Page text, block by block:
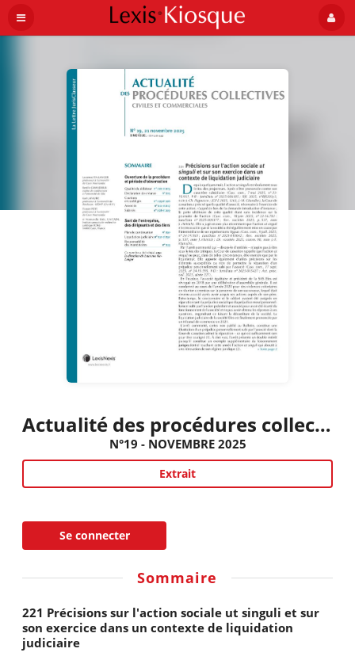
Actualité des procédures collectives civiles et commerciales
N°19 - NOVEMBRE 2025
Extrait
Se connecter
Sommaire
221 Précisions sur l'action sociale ut singuli et sur
son exercice dans un contexte de liquidation
judiciaire